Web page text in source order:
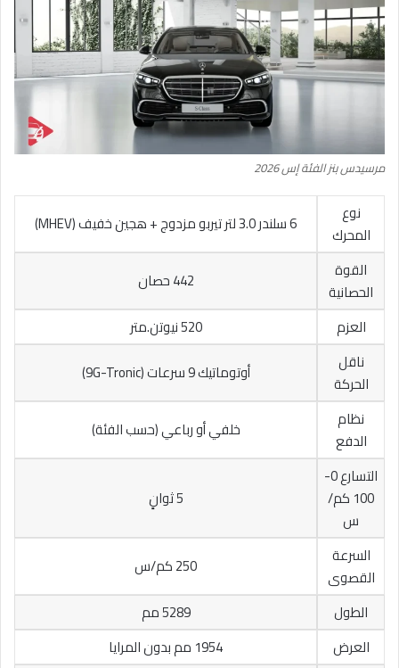
مرسيدس بنز الفئة إس 2026
نوع
المحرك
6 سلندر 3.0 لتر تيربو مزدوج + هجين خفيف (MHEV)
القوة
الحصانية
442 حصان
العزم
520 نيوتن.متر
ناقل
الحركة
أوتوماتيك 9 سرعات (9G-Tronic)
نظام
الدفع
خلفي أو رباعي (حسب الفئة)
التسارع 0-
100 كم/
س
5 ثوانٍ
السرعة
القصوى
250 كم/س
الطول
5289 مم
العرض
1954 مم بدون المرايا